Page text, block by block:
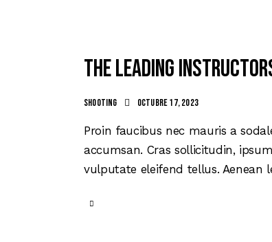
The leading
Shooting octubre 17, 2023
Proin faucibus nec mauris a
accumsan. Cras sollicitudin,
vulputate eleifend tellus. Aenean